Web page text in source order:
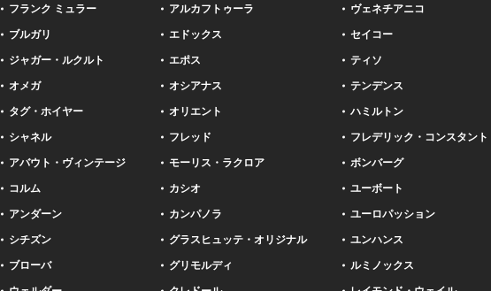
フランク ミュラー
ブルガリ
ジャガー・ルクルト
オメガ
タグ・ホイヤー
シャネル
アバウト・ヴィンテージ
コルム
アンダーン
シチズン
ブローバ
アルカフトゥーラ
エドックス
エポス
オシアナス
オリエント
フレッド
モーリス・ラクロア
カシオ
カンパノラ
グラスヒュッテ・オリジナル
グリモルディ
ヴェネチアニコ
セイコー
ティソ
テンデンス
ハミルトン
フレデリック・コンスタント
ボンバーグ
ユーボート
ユーロパッション
ユンハンス
ルミノックス